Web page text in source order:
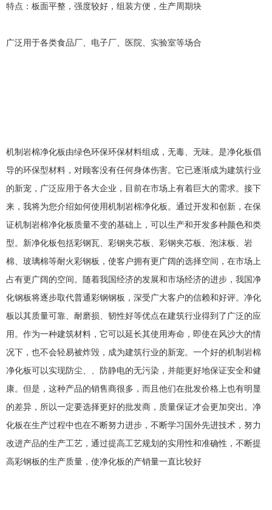
特点：板面平整，强度较好，组装方便，生产周期块
广泛用于各类食品厂、电子厂、医院、实验室等场合
机制岩棉净化板由绿色环保环保材料组成，无毒、无味。是净化板倡
导的环保型材料，对顾客没有任何身体伤害。它已逐渐成为建筑行业
的新宠，广泛应用于各大企业，目前在市场上有着巨大的需求。接下
来，我将为您介绍如何使用机制岩棉净化板。通过开发和创新，在保
证机制岩棉净化板质量不变的基础上，可以生产和开发多种颜色和类
型。新净化板包括彩钢瓦、彩钢夹芯板、彩钢夹芯板、泡沫板、岩
棉、玻璃棉等耐火彩钢板，使客户拥有更广阔的选择空间，在市场上
占有更广阔的空间。随着我国经济的发展和市场经济的进步，我国净
化钢板将逐步取代普通彩钢钢板，深受广大客户的信赖和好评。净化
板以其质量可靠、耐磨损、韧性好等优点在建筑行业得到了广泛的应
用。作为一种建筑材料，它可以延长其使用寿命，即使在风沙大的情
况下，也不会轻易被炸毁，成为建筑行业的新宠。一个好的机制岩棉
净化板可以实现防尘、、防静电的无污染，并能更好地保证安全和健
康。但是，这种产品的销售商很多，而且他们在批发价格上也有明显
的差异，所以一定要选择更好的批发商，质量保证才会更加突出。净
化板在生产过程中也在不断努力进步，不断学习国外先进技术，努力
改进产品的生产工艺，通过提高工艺规划的实用性和准确性，不断提
高彩钢板的生产质量，使净化板的产销量一直比较好